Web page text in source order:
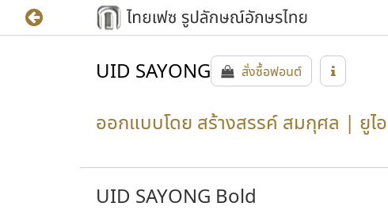
UID SAYONG สั่งซื้อฟอนต์
ออกแบบโดย สร้างสรรค์ สมกุศล | ยูไ
UID SAYONG Bold